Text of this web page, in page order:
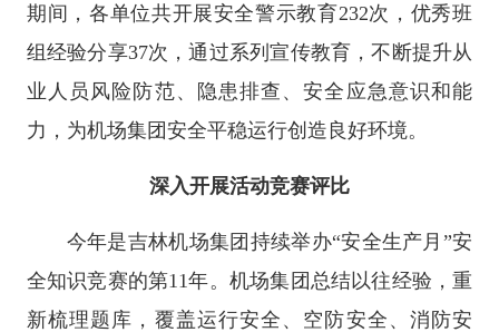
期间，各单位共开展安全警示教育232次，优秀班
组经验分享37次，通过系列宣传教育，不断提升从
业人员风险防范、隐患排查、安全应急意识和能
力，为机场集团安全平稳运行创造良好环境。
深入开展活动竞赛评比
今年是吉林机场集团持续举办“安全生产月”安
全知识竞赛的第11年。机场集团总结以往经验，重
新梳理题库，覆盖运行安全、空防安全、消防安